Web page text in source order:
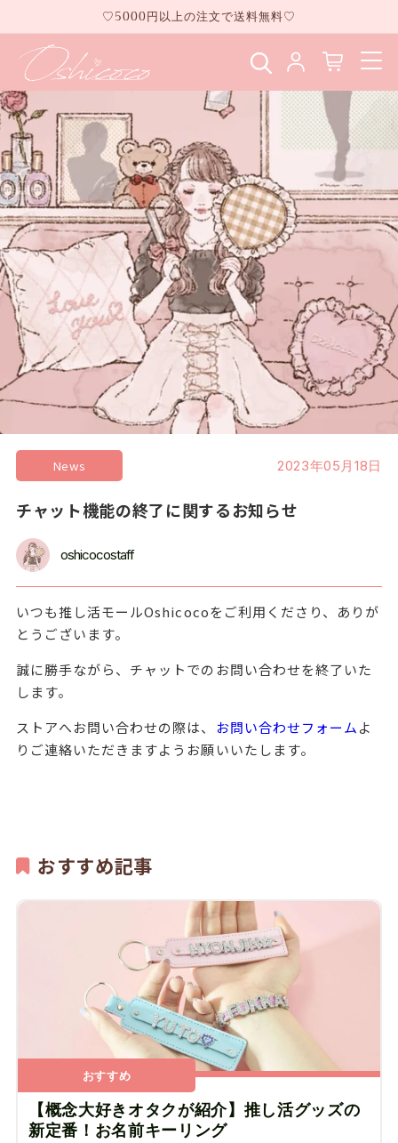
進む
♡5000円以上の注文で送料無料♡
News 2023年05月18日
チャット機能の終了に関するお知らせ
oshicocostaff
いつも推し活モールOshicocoをご利用くださり、ありが
とうございます。
誠に勝手ながら、チャットでのお問い合わせを終了いた
します。
ストアへお問い合わせの際は、
お問い合わせフォームよ
りご連絡いただきますようお願いいたします。
おすすめ記事
おすすめ
【概念大好きオタクが紹介】推し活グッズの
新定番！お名前キーリング